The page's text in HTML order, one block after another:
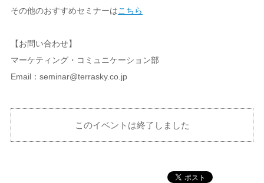
その他のおすすめセミナーはこちら
【お問い合わせ】
マーケティング・コミュニケーション部
Email：seminar@terrasky.co.jp
このイベントは終了しました